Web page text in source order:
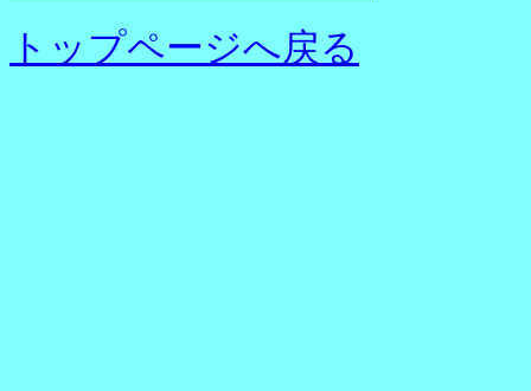
トップページへ戻る